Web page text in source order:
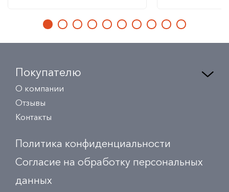
Покупателю
О компании
Отзывы
Контакты
Политика конфиденциальности
Согласие на обработку персональных
данных